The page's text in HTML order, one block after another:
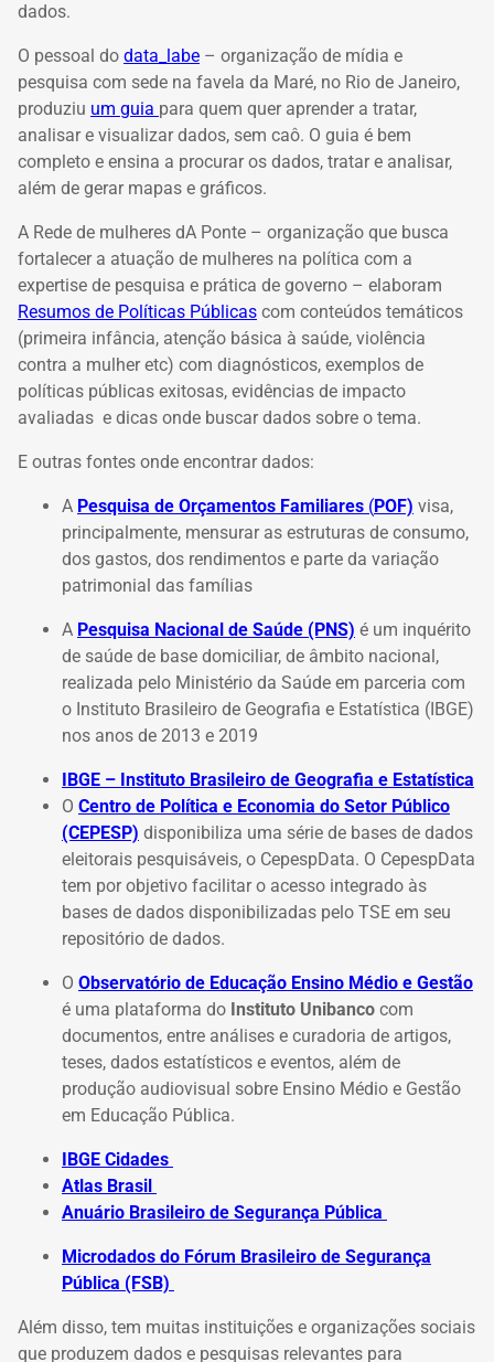
dados.
O pessoal do data_labe – organização de mídia e
pesquisa com sede na favela da Maré, no Rio de Janeiro,
produziu um guia para quem quer aprender a tratar,
analisar e visualizar dados, sem caô. O guia é bem
completo e ensina a procurar os dados, tratar e analisar,
além de gerar mapas e gráficos.
A Rede de mulheres dA Ponte – organização que busca
fortalecer a atuação de mulheres na política com a
expertise de pesquisa e prática de governo – elaboram
Resumos de Políticas Públicas com conteúdos temáticos
(primeira infância, atenção básica à saúde, violência
contra a mulher etc) com diagnósticos, exemplos de
políticas públicas exitosas, evidências de impacto
avaliadas e dicas onde buscar dados sobre o tema.
E outras fontes onde encontrar dados:
A Pesquisa de Orçamentos Familiares (POF) visa,
principalmente, mensurar as estruturas de consumo,
dos gastos, dos rendimentos e parte da variação
patrimonial das famílias
A Pesquisa Nacional de Saúde (PNS) é um inquérito
de saúde de base domiciliar, de âmbito nacional,
realizada pelo Ministério da Saúde em parceria com
o Instituto Brasileiro de Geografia e Estatística (IBGE)
nos anos de 2013 e 2019
IBGE – Instituto Brasileiro de Geografia e Estatística
O Centro de Política e Economia do Setor Público
(CEPESP) disponibiliza uma série de bases de dados
eleitorais pesquisáveis, o CepespData. O CepespData
tem por objetivo facilitar o acesso integrado às
bases de dados disponibilizadas pelo TSE em seu
repositório de dados.
O Observatório de Educação Ensino Médio e Gestão
é uma plataforma do Instituto Unibanco com
documentos, entre análises e curadoria de artigos,
teses, dados estatísticos e eventos, além de
produção audiovisual sobre Ensino Médio e Gestão
em Educação Pública.
IBGE Cidades
Atlas Brasil
Anuário Brasileiro de Segurança Pública
Microdados do Fórum Brasileiro de Segurança
Pública (FSB)
Além disso, tem muitas instituições e organizações sociais
que produzem dados e pesquisas relevantes para